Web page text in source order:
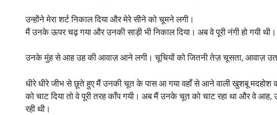
उन्होंने मेरा शर्ट निकाल दिया और मेरे सीने को चूमने लगी।
मैं उनके ऊपर चढ़ गया और उनकी साड़ी भी निकाल दिया। अब वे पूरी नंगी हो गयी
उनके मुंह से आह उह की आवाज़ आने लगी। चूचियों को जितनी तेज़ चूसता, आवाज़
धीरे धीरे जीभ से छूते हुए मैं उनकी चूत के पास आ गया वहाँ से आने वाली खुशबू
को चाट दिया तो वे पूरी तरह काँप गयी। अब मैं उनके चूत को चाट रहा था और वे
रही थी।